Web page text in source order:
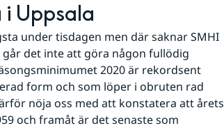
Uppsala
under tisdagen men där saknar SMHI
går det inte att göra någon fullödig
2020 är rekordsent
form och som löper i obruten rad
nöja oss med att konstatera att årets
och framåt är det senaste som